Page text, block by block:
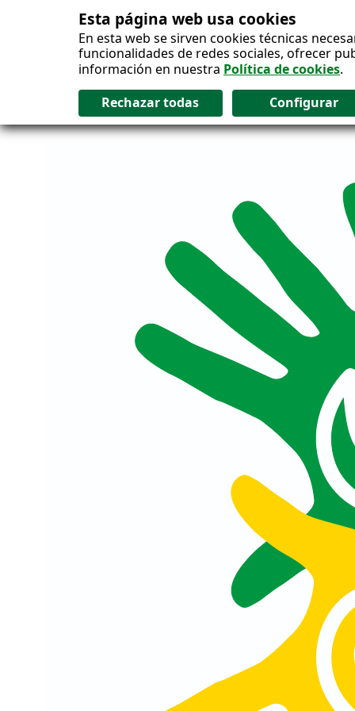
Esta página web usa cookies
En esta web se sirven cookies técnicas
funcionalidades de redes sociales, ofrecer
información en nuestra Política de cookies.
Salto al contenido